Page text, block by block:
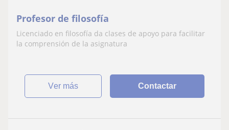
Profesor de filosofía
Licenciado en filosofía da clases de apoyo para facilitar
la comprensión de la asignatura
ver más Contactar